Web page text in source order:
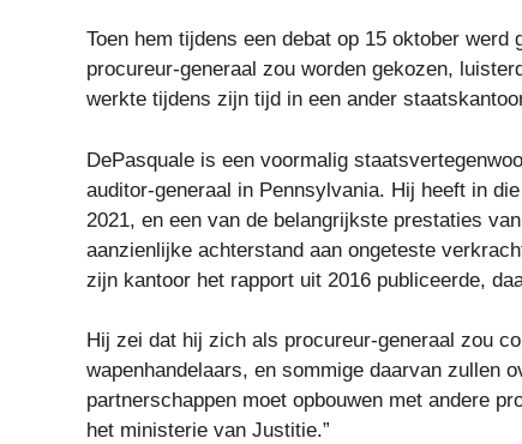
Toen hem tijdens een debat op 15 oktober
procureur-generaal zou worden gekozen,
werkte tijdens zijn tijd in een ander
DePasquale is een voormalig
auditor-generaal in Pennsylvania. Hij heeft in
2021, en een van de belangrijkste prestaties
aanzienlijke achterstand aan ongeteste
zijn kantoor het rapport uit 2016 publiceerde,
Hij zei dat hij zich als procureur-generaal zou
wapenhandelaars, en sommige daarvan zullen
partnerschappen moet opbouwen met andere
het ministerie van Justitie.”